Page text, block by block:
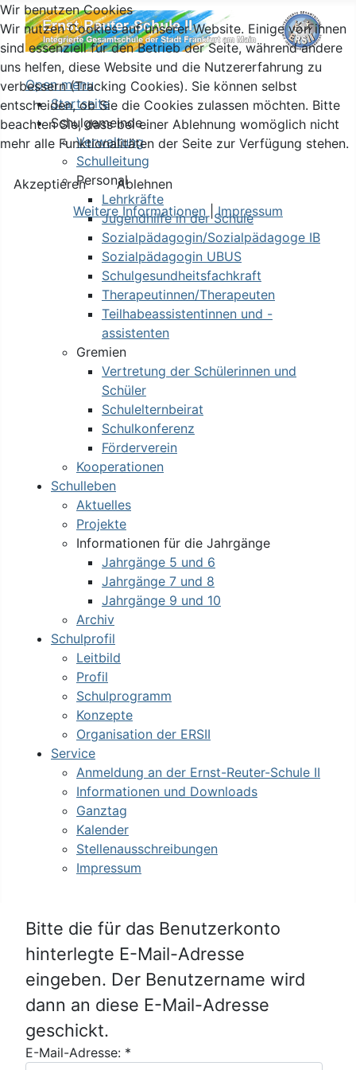
Open menu
Startseite
Schulgemeinde
Verwaltung
Schulleitung
Personal
Lehrkräfte
Jugendhilfe in der Schule
Sozialpädagogin/Sozialpädagoge IB
Sozialpädagogin UBUS
Schulgesundheitsfachkraft
Therapeutinnen/Therapeuten
Teilhabeassistentinnen und -
assistenten
Gremien
Vertretung der Schülerinnen und
Schüler
Schulelternbeirat
Schulkonferenz
Förderverein
Kooperationen
Schulleben
Aktuelles
Projekte
Informationen für die Jahrgänge
Jahrgänge 5 und 6
Jahrgänge 7 und 8
Jahrgänge 9 und 10
Archiv
Schulprofil
Leitbild
Profil
Schulprogramm
Konzepte
Organisation der ERSII
Service
Anmeldung an der Ernst-Reuter-Schule II
Informationen und Downloads
Ganztag
Kalender
Stellenausschreibungen
Impressum
Bitte die für das Benutzerkonto
hinterlegte E-Mail-Adresse
eingeben. Der Benutzername wird
dann an diese E-Mail-Adresse
geschickt.
E-Mail-Adresse: *
Wir benutzen Cookies
Wir nutzen Cookies auf unserer Website. Einige von ihnen
sind essenziell für den Betrieb der Seite, während andere
uns helfen, diese Website und die Nutzererfahrung zu
verbessern (Tracking Cookies). Sie können selbst
entscheiden, ob Sie die Cookies zulassen möchten. Bitte
beachten Sie, dass bei einer Ablehnung womöglich nicht
mehr alle Funktionalitäten der Seite zur Verfügung stehen.
Akzeptieren
Ablehnen
Weitere Informationen |Impressum